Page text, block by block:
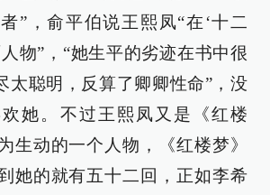
”，俞平伯说王熙凤“在‘十二
物”，“她生平的劣迹在书中很
太聪明，反算了卿卿性命”，没
她。不过王熙凤又是《红楼
生动的一个人物，《红楼梦》
她的就有五十二回，正如李希